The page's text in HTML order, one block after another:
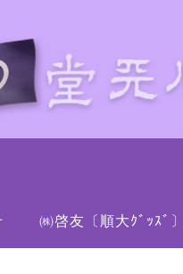
㈱啓友〔順大ｸﾞｯｽﾞ〕